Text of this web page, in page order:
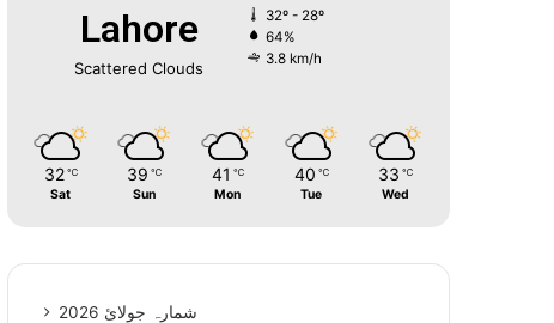
Lahore
Scattered Clouds
32º - 28º
64%
3.8 km/h
32 ℃
Sat
39 ℃
Sun
41 ℃
Mon
40 ℃
Tue
33 ℃
Wed
شمارہ جولائ 2026